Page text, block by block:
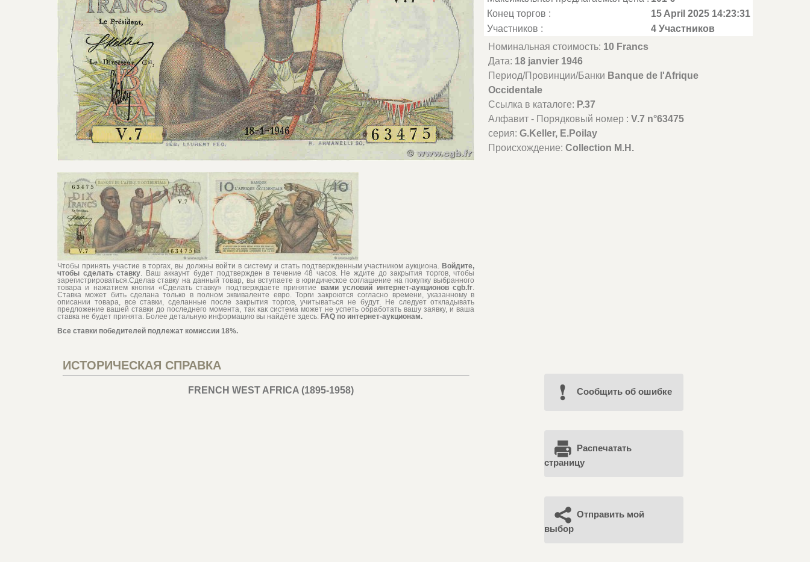
Чтобы принять участие в торгах, вы должны войти в систему и стать подтвержденным участником аукциона. Войдите,
чтобы сделать ставку. Ваш аккаунт будет подтвержден в течение 48 часов. Не ждите до закрытия торгов, чтобы
зарегистрироваться.Сделав ставку на данный товар, вы вступаете в юридическое соглашение на покупку выбранного
товара и нажатием кнопки «Сделать ставку» подтверждаете принятие вами условий интернет-аукционов cgb.fr.
Ставка может бить сделана только в полном эквиваленте евро. Торги закроются согласно времени, указанному в
описании товара, все ставки, сделанные после закрытия торгов, учитываться не будут. Не следует откладывать
предложение вашей ставки до последнего момента, так как система может не успеть обработать вашу заявку, и ваша
ставка не будет принята. Более детальную информацию вы найдёте здесь: FAQ по интернет-аукционам.
Все ставки победителей подлежат комиссии 18%.
Конец торгов :
15 April 2025 14:23:31
Участников :
4 Участников
Номинальная стоимость: 10 Francs
Дата: 18 janvier 1946
Период/Провинции/Банки Banque de l'Afrique
Occidentale
Ссылка в каталоге: P.37
Алфавит - Порядковый номер :V.7 n°63475
серия:G.Keller, E.Poilay
Происхождение:Collection M.H.
ИСТОРИЧЕСКАЯ СПРАВКА
FRENCH WEST AFRICA (1895-1958) Cообщить об ошибке
Распечатать
страницу
Отправить мой
выбор